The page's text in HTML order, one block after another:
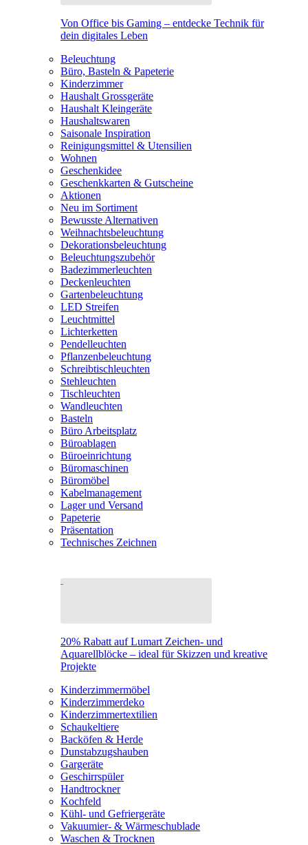
Von Office bis Gaming – entdecke Technik für
dein digitales Leben
Beleuchtung
Büro, Basteln & Papeterie
Kinderzimmer
Haushalt Grossgeräte
Haushalt Kleingeräte
Haushaltswaren
Saisonale Inspiration
Reinigungsmittel & Utensilien
Wohnen
Geschenkidee
Geschenkkarten & Gutscheine
Aktionen
Neu im Sortiment
Bewusste Alternativen
Weihnachtsbeleuchtung
Dekorationsbeleuchtung
Beleuchtungszubehör
Badezimmerleuchten
Deckenleuchten
Gartenbeleuchtung
LED Streifen
Leuchtmittel
Lichterketten
Pendelleuchten
Pflanzenbeleuchtung
Schreibtischleuchten
Stehleuchten
Tischleuchten
Wandleuchten
Basteln
Büro Arbeitsplatz
Büroablagen
Büroeinrichtung
Büromaschinen
Büromöbel
Kabelmanagement
Lager und Versand
Papeterie
Präsentation
Technisches Zeichnen
20% Rabatt auf Lumart Zeichen- und
Aquarellblöcke – ideal für Skizzen und kreative
Projekte
Kinderzimmermöbel
Kinderzimmerdeko
Kinderzimmertextilien
Schaukeltiere
Backöfen & Herde
Dunstabzugshauben
Gargeräte
Geschirrspüler
Handtrockner
Kochfeld
Kühl- und Gefriergeräte
Vakuumier- & Wärmeschublade
Waschen & Trocknen